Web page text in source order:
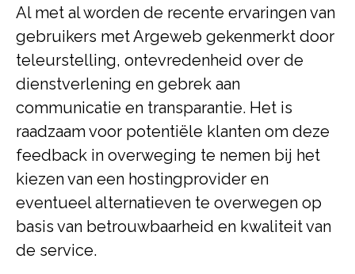
Al met al worden de recente ervaringen van
gebruikers met Argeweb gekenmerkt door
teleurstelling, ontevredenheid over de
dienstverlening en gebrek aan
communicatie en transparantie. Het is
raadzaam voor potentiële klanten om deze
feedback in overweging te nemen bij het
kiezen van een hostingprovider en
eventueel alternatieven te overwegen op
basis van betrouwbaarheid en kwaliteit van
de service.